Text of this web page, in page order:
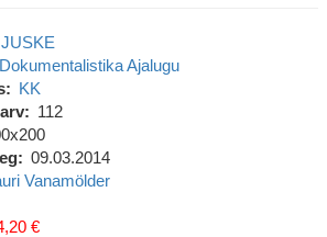
Dokumentalistika Ajalugu
KK
112
09.03.2014
Vanamölder
€